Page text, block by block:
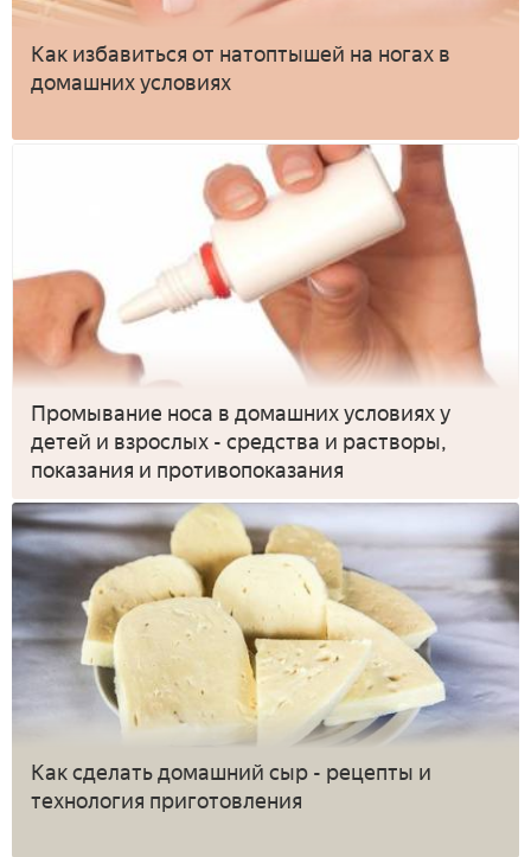
Как избавиться от натоптышей на ногах в
домашних условиях
Промывание носа в домашних условиях у
детей и взрослых - средства и растворы,
показания и противопоказания
Как сделать домашний сыр - рецепты и
технология приготовления